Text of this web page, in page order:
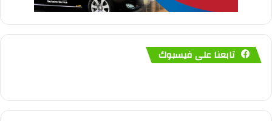
تابعنا على فيسبوك